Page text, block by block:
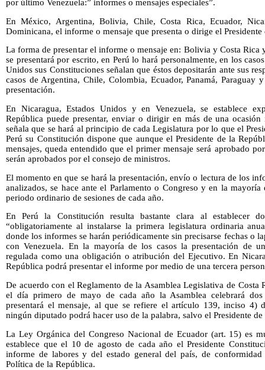
por último Venezuela:” informes o mensajes especiales”.
En México, Argentina, Bolivia, Chile, Costa Rica, Ecuador,
Dominicana, el informe o mensaje que presenta o dirige el
La forma de presentar el informe o mensaje en: Bolivia y Costa Rica
se presentará por escrito, en Perú lo hará personalmente, en los
Unidos sus Constituciones señalan que éstos depositarán ante sus
casos de Argentina, Chile, Colombia, Ecuador, Panamá, Paraguay
presentación.
En Nicaragua, Estados Unidos y en Venezuela, se establece
República puede presentar, enviar o dirigir en más de una ocasión
señala que se hará al principio de cada Legislatura por lo que el
Perú su Constitución dispone que aunque el Presidente de la
mensajes, queda entendido que el primer mensaje será aprobado
serán aprobados por el consejo de ministros.
El momento en que se hará la presentación, envío o lectura de los
analizados, se hace ante el Parlamento o Congreso y en la
periodo ordinario de sesiones de cada año.
En Perú la Constitución resulta bastante clara al establecer
“obligatoriamente al instalarse la primera legislatura ordinaria
donde los informes se harán periódicamente sin precisarse fechas o
con Venezuela. En la mayoría de los casos la presentación de
regulada como una obligación o atribución del Ejecutivo. En
República podrá presentar el informe por medio de una tercera
De acuerdo con el Reglamento de la Asamblea Legislativa de Costa
el día primero de mayo de cada año la Asamblea celebrará
presentará el mensaje, al que se refiere el artículo 139, inciso 4)
ningún diputado podrá hacer uso de la palabra, salvo el Presidente de
La Ley Orgánica del Congreso Nacional de Ecuador (art. 15) es
establece que el 10 de agosto de cada año el Presidente
informe de labores y del estado general del país, de
Política de la República.